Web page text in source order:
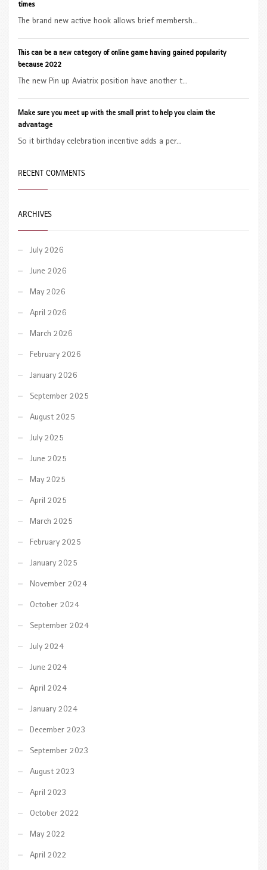
times
The brand new active hook allows brief membersh...
This can be a new category of online game having gained popularity
because 2022
The new Pin up Aviatrix position have another t...
Make sure you meet up with the small print to help you claim the
advantage
So it birthday celebration incentive adds a per...
RECENT COMMENTS
ARCHIVES
July 2026
June 2026
May 2026
April 2026
March 2026
February 2026
January 2026
September 2025
August 2025
July 2025
June 2025
May 2025
April 2025
March 2025
February 2025
January 2025
November 2024
October 2024
September 2024
July 2024
June 2024
April 2024
January 2024
December 2023
September 2023
August 2023
April 2023
October 2022
May 2022
April 2022